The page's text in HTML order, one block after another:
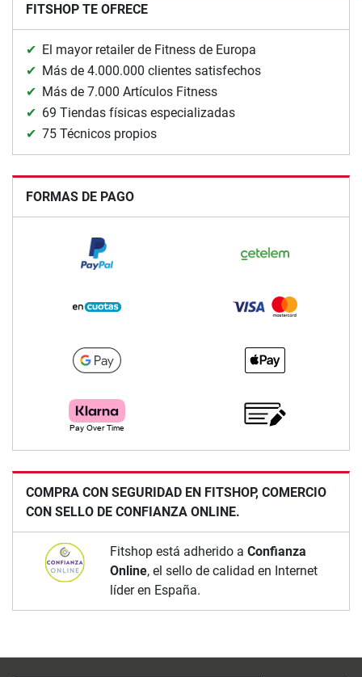
FITSHOP TE OFRECE
El mayor retailer de Fitness de Europa
Más de 4.000.000 clientes satisfechos
Más de 7.000 Artículos Fitness
69 Tiendas físicas especializadas
75 Técnicos propios
FORMAS DE PAGO
COMPRA CON SEGURIDAD EN FITSHOP, COMERCIO
CON SELLO DE CONFIANZA ONLINE.
Fitshop está adherido a Confianza
Online, el sello de calidad en Internet
líder en España.